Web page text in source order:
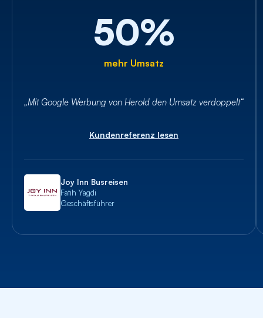
50%
mehr Umsatz
„Mit Google Werbung von Herold den Umsatz verdoppelt“
Kundenreferenz lesen
Joy Inn Busreisen
Fatih Yagdi
Geschäftsführer